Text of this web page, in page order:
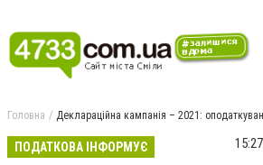
Головна Деклараційна кампанія – 2021:
ПОДАТКОВА ІНФОРМУЄ